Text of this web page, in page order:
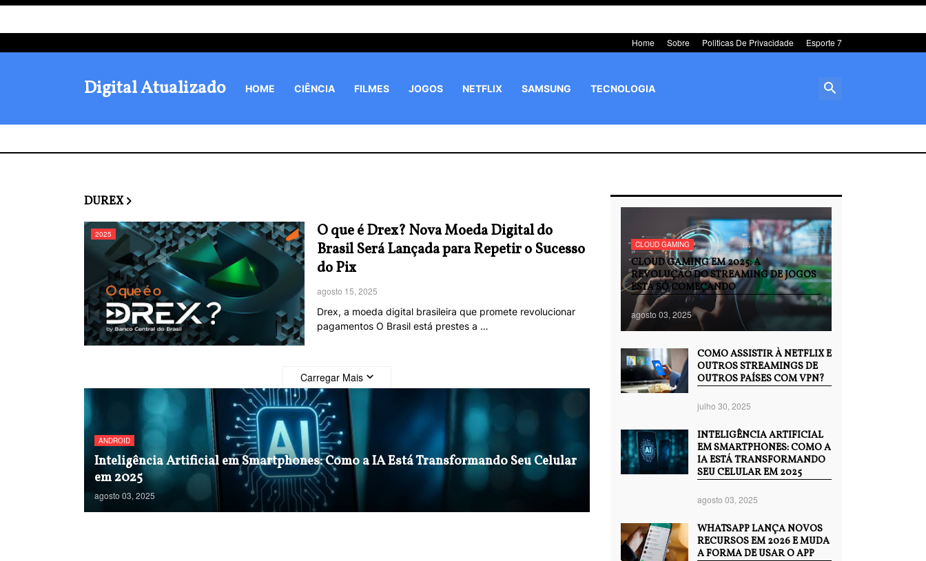
Home Sobre Politicas De Privacidade Esporte 7
Digital Atualizado HOME CIÊNCIA FILMES JOGOS NETFLIX SAMSUNG TECNOLOGIA
DUREX
2025
O que é Drex? Nova Moeda Digital do
Brasil Será Lançada para Repetir o Sucesso
do Pix
agosto 15, 2025
Drex, a moeda digital brasileira que promete revolucionar
pagamentos O Brasil está prestes a …
Carregar Mais
ANDROID
Inteligência Artificial em Smartphones: Como a IA Está Transformando Seu Celular
em 2025
agosto 03, 2025
CLOUD GAMING
CLOUD GAMING EM 2025: A
REVOLUÇÃO DO STREAMING DE JOGOS
ESTÁ SÓ COMEÇANDO
agosto 03, 2025
COMO ASSISTIR À NETFLIX E
OUTROS STREAMINGS DE
OUTROS PAÍSES COM VPN?
julho 30, 2025
INTELIGÊNCIA ARTIFICIAL
EM SMARTPHONES: COMO A
IA ESTÁ TRANSFORMANDO
SEU CELULAR EM 2025
agosto 03, 2025
WHATSAPP LANÇA NOVOS
RECURSOS EM 2026 E MUDA
A FORMA DE USAR O APP